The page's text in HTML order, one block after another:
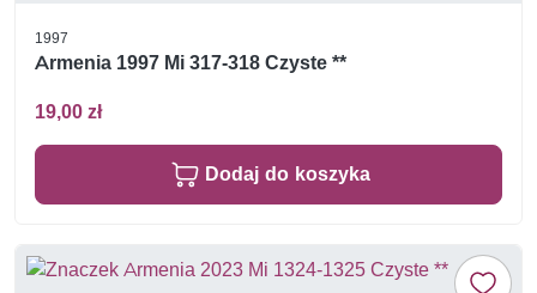
1997
Armenia 1997 Mi 317-318 Czyste **
19,00 zł
Dodaj do koszyka